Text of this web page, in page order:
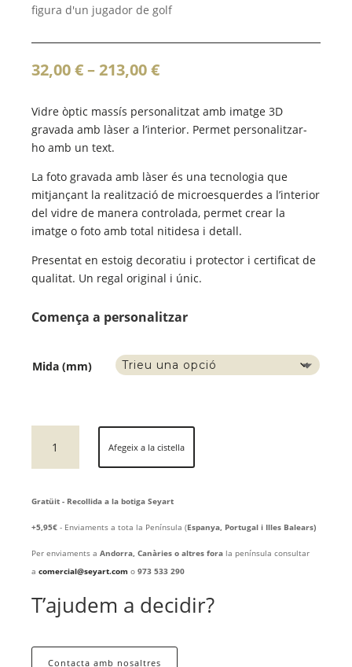
figura d'un jugador de golf
32,00€–213,00€Interval
preus:
32,00 €
a
Vidre òptic massís personalitzat amb imatge 3D
gravada amb làser a l’interior. Permet personalitzar-
ho amb un text.
La foto gravada amb làser és una tecnologia que
mitjançant la realització de microesquerdes a l’interior
del vidre de manera controlada, permet crear la
imatge o foto amb total nitidesa i detall.
Presentat en estoig decoratiu i protector i certificat de
qualitat. Un regal original i únic.
Comença a personalitzar
Mida (mm)
JUGADOR
GOLF
3D
Afegeix a la cistella
Gratüit - Recollida a la botiga Seyart
+5,95€ - Enviaments a tota la Península (Espanya, Portugal i Illes Balears)
Per enviaments aAndorra, Canàries o altres fora la península consultar
acomercial@seyart.com o973 533 290
T’ajudem a decidir?
Contacta amb nosaltres